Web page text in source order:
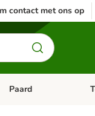
contact met ons op
Vis
Open categorie menu:
Paard